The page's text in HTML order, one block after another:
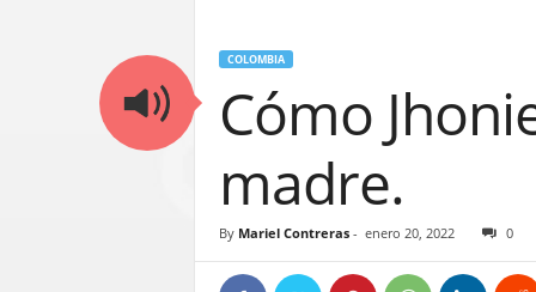
COLOMBIA
Cómo
madre.
By Mariel Contreras- enero 20, 2022 0